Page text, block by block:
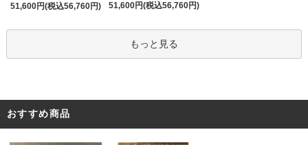
51,600円(税込56,760円)
51,600円(税込56,760円)
もっと見る
おすすめ商品